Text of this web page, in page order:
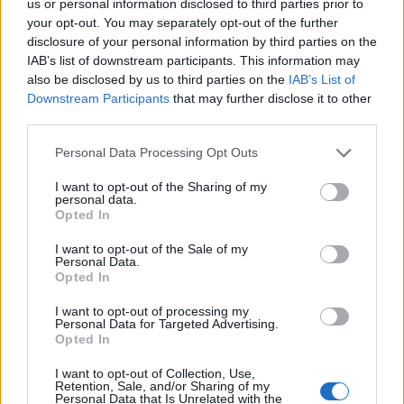
us or personal information disclosed to third parties prior to
your opt-out. You may separately opt-out of the further
disclosure of your personal information by third parties on the
IAB’s list of downstream participants. This information may
also be disclosed by us to third parties on the IAB’s List of
Downstream Participants that may further disclose it to other
Personal Data Processing Opt Outs
I want to opt-out of the Sharing of my
personal data.
Opted In
I want to opt-out of the Sale of my
Personal Data.
Opted In
I want to opt-out of processing my
Personal Data for Targeted Advertising.
Opted In
I want to opt-out of Collection, Use,
Retention, Sale, and/or Sharing of my
Personal Data that Is Unrelated with the
O to należałoby zapytać już samego pana
przewodniczącego tego zespołu. Ale też i samo
środowisko esportowe musi się wypowiedzieć, czy jest
potrzeba, by takich zespołów czy komisji było więcej.
Być może należałoby powołać taki parlamentarny
tym ewentualnie interesują i chcieliby się tym
systematycznie zajmować. Ale to już jest wola tych
parlamentarzystów i też kwestia kontaktów ze
środowiskiem esportowym.
W tej kadencji pewnie zbyt wiele się już zrobić nie da,
ale co z ewentualną kolejną kadencją? Są
jakiekolwiek, choćby wstępne, plany na wspólne
działania z branżą esportową?
Na razie powiem tak – kontakty są dobre. Nawet to
nasze dzisiejsze spotkanie świadczy o tym, że te